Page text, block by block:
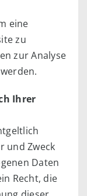
eine
zu
zur Analyse
Ihrer
und Zweck
Daten
Recht, die